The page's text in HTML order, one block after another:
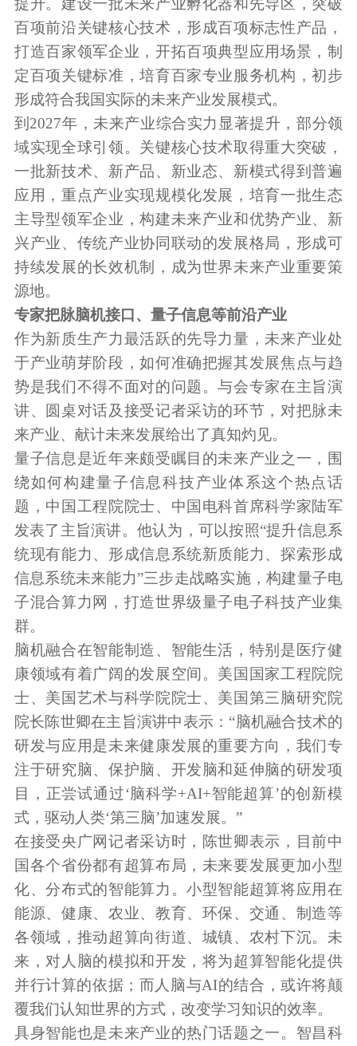
提升。建设一批未来产业孵化器和先导区，突破
百项前沿关键核心技术，形成百项标志性产品，
打造百家领军企业，开拓百项典型应用场景，制
定百项关键标准，培育百家专业服务机构，初步
形成符合我国实际的未来产业发展模式。
到2027年，未来产业综合实力显著提升，部分领
域实现全球引领。关键核心技术取得重大突破，
一批新技术、新产品、新业态、新模式得到普遍
应用，重点产业实现规模化发展，培育一批生态
主导型领军企业，构建未来产业和优势产业、新
兴产业、传统产业协同联动的发展格局，形成可
持续发展的长效机制，成为世界未来产业重要策
源地。
专家把脉脑机接口、量子信息等前沿产业
作为新质生产力最活跃的先导力量，未来产业处
于产业萌芽阶段，如何准确把握其发展焦点与趋
势是我们不得不面对的问题。与会专家在主旨演
讲、圆桌对话及接受记者采访的环节，对把脉未
来产业、献计未来发展给出了真知灼见。
量子信息是近年来颇受瞩目的未来产业之一，围
绕如何构建量子信息科技产业体系这个热点话
题，中国工程院院士、中国电科首席科学家陆军
发表了主旨演讲。他认为，可以按照“提升信息系
统现有能力、形成信息系统新质能力、探索形成
信息系统未来能力”三步走战略实施，构建量子电
子混合算力网，打造世界级量子电子科技产业集
群。
脑机融合在智能制造、智能生活，特别是医疗健
康领域有着广阔的发展空间。美国国家工程院院
士、美国艺术与科学院院士、美国第三脑研究院
院长陈世卿在主旨演讲中表示：“脑机融合技术的
研发与应用是未来健康发展的重要方向，我们专
注于研究脑、保护脑、开发脑和延伸脑的研发项
目，正尝试通过‘脑科学+AI+智能超算’的创新模
式，驱动人类‘第三脑’加速发展。”
在接受央广网记者采访时，陈世卿表示，目前中
国各个省份都有超算布局，未来要发展更加小型
化、分布式的智能算力。小型智能超算将应用在
能源、健康、农业、教育、环保、交通、制造等
各领域，推动超算向街道、城镇、农村下沉。未
来，对人脑的模拟和开发，将为超算智能化提供
并行计算的依据；而人脑与AI的结合，或许将颠
覆我们认知世界的方式，改变学习知识的效率。
具身智能也是未来产业的热门话题之一。智昌科